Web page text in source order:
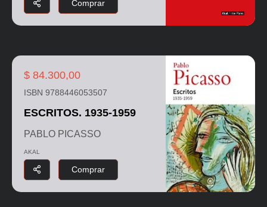
Comprar
$ 84.300,00
ISBN 9788446053507
ESCRITOS. 1935-1959
PABLO PICASSO
AKAL
Comprar